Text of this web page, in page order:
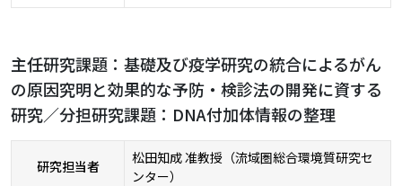
主任研究課題：基礎及び疫学研究の統合によるがん
の原因究明と効果的な予防・検診法の開発に資する
研究／分担研究課題：DNA付加体情報の整理
研究担当者
松田知成 准教授（流域圏総合環境質研究セ
ンター）